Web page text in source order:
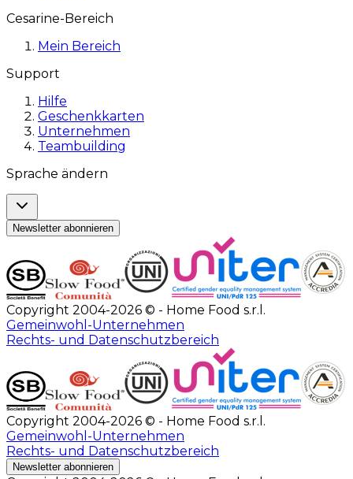
Cesarine-Bereich
Mein Bereich
Support
Hilfe
Geschenkkarten
Unternehmen
Teambuilding
Sprache ändern
Newsletter abonnieren
Copyright 2004-2026 © - Home Food s.r.l.
Gemeinwohl-Unternehmen
Rechts- und Datenschutzbereich
Copyright 2004-2026 © - Home Food s.r.l.
Gemeinwohl-Unternehmen
Rechts- und Datenschutzbereich
Newsletter abonnieren